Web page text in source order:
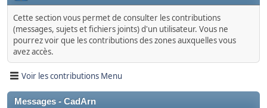
Cette section vous permet de consulter les contributions
(messages, sujets et fichiers joints) d'un utilisateur. Vous ne
pourrez voir que les contributions des zones auxquelles vous
avez accès.
Voir les contributions Menu
Messages - CadArn